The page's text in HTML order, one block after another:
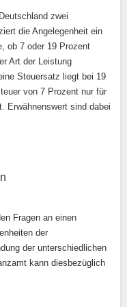
zwei
die Angelegenheit ein
ob 7 oder 19 Prozent
Art der Leistung
Steuersatz liegt bei 19
von 7 Prozent nur für
Erwähnenswert sind dabei
Fragen an einen
der
der unterschiedlichen
kann diesbezüglich